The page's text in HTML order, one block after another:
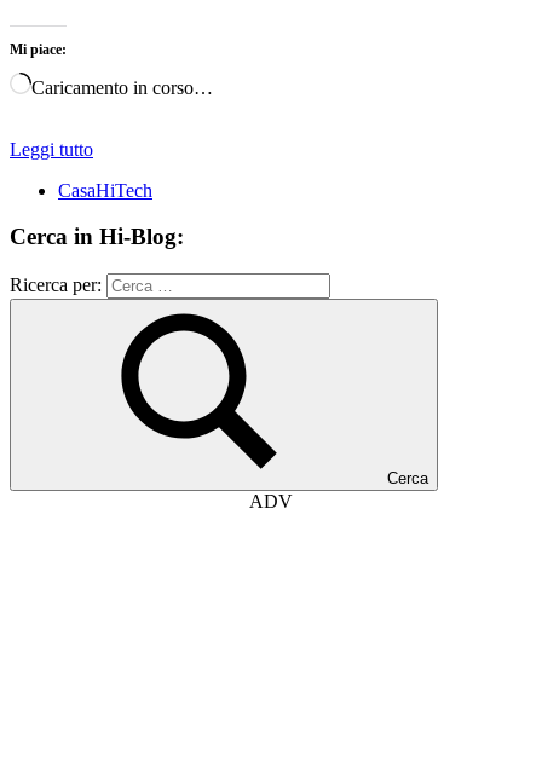
Mi piace:
Caricamento in corso…
Leggi tutto
CasaHiTech
Cerca in Hi-Blog:
Ricerca per:
Cerca
ADV